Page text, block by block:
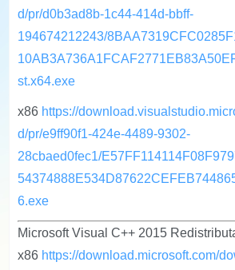
d/pr/d0b3ad8b-1c44-414d-bbff-
194674212243/
st.x64.exe
x86 https://
d/pr/e9ff90f1-424e-4489-9302-
28cbaed0fec1/
6.exe
Microsoft Visual C++ 2015
x86 https://download.microsoft.com/